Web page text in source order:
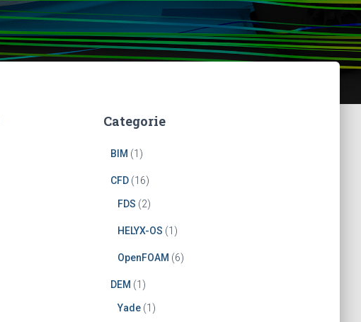
Categorie
BIM (1)
CFD(16)
FDS (2)
HELYX-OS (1)
OpenFOAM (6)
DEM (1)
Yade(1)